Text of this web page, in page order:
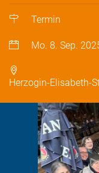
Termin
Mo. 8. Sep.
Herzogin-Elisabeth-